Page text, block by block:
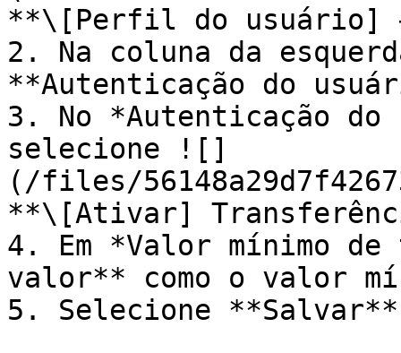
**\[Perfil do usuário]
2. Na coluna da
**Autenticação do
3. No *Autenticação
selecione ![]
(/files/
**\[Ativar]
4. Em *Valor mínimo
valor** como o valor
5. Selecione